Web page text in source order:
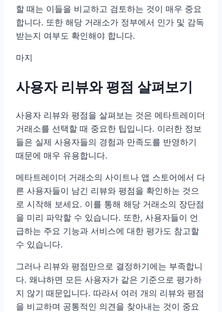
할 때는 이들을 비교하고 검토하는 것이 매우 중요
합니다. 또한 해당 거래소가 정부에서 인가 및 감독
받는지 여부도 확인해야 합니다.
마지
사용자 리뷰와 평점 살펴보기
사용자 리뷰와 평점을 살펴보는 것은 메타트레이더
거래소를 선택할 때 중요한 팁입니다. 이러한 정보
들은 실제 사용자들의 경험과 만족도를 반영하기
때문에 매우 유용합니다.
메타트레이더 거래소의 사이트나 앱 스토어에서 다
른 사용자들이 남긴 리뷰와 평점을 확인하는 것으
로 시작해 보세요. 이를 통해 해당 거래소의 장단점
을 미리 파악할 수 있습니다. 또한, 사용자들이 언
급하는 주요 기능과 서비스에 대한 평가도 참고할
수 있습니다.
그러나 리뷰와 평점만으로 결정하기에는 부족합니
다. 왜냐하면 모든 사용자가 같은 기준으로 평가하
지 않기 때문입니다. 따라서 여러 개의 리뷰와 평점
을 비교하며 공통적인 의견을 찾아내는 것이 중요